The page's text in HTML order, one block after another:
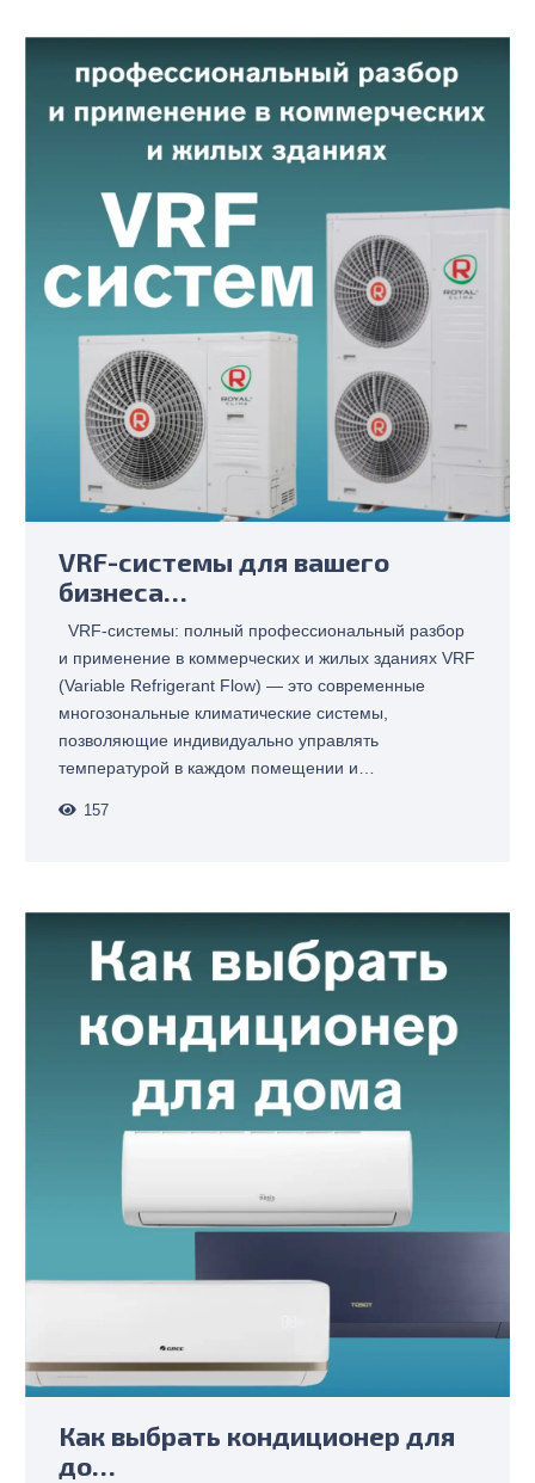
VRF-системы для вашего
бизнеса…
VRF-системы: полный профессиональный разбор
и применение в коммерческих и жилых зданиях VRF
(Variable Refrigerant Flow) — это современные
многозональные климатические системы,
позволяющие индивидуально управлять
температурой в каждом помещении и…
157
Как выбрать кондиционер для
до…